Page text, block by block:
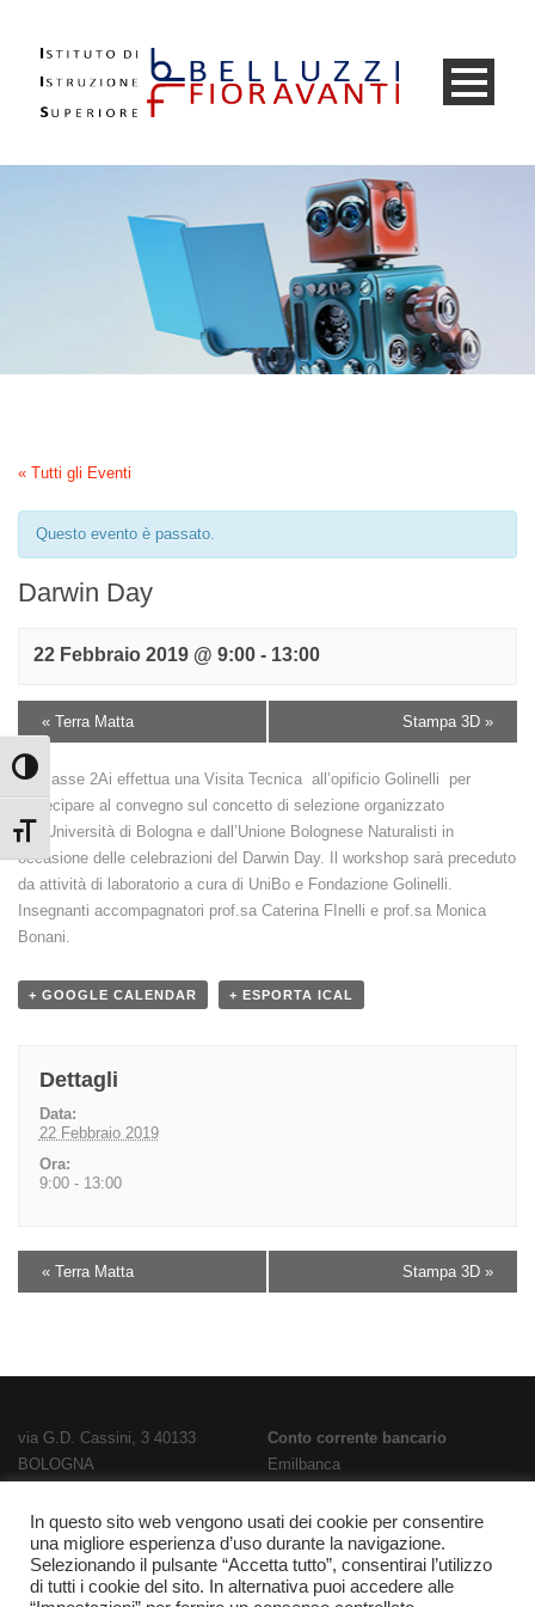
Attiva/disattiva alto contrasto
Attiva/disattiva dimensione testo
« Tutti gli Eventi
Questo evento è passato.
Darwin Day
22 Febbraio 2019 @ 9:00 - 13:00
« Terra Matta Stampa 3D »
La classe 2Ai effettua una Visita Tecnica all’opificio Golinelli per
partecipare al convegno sul concetto di selezione organizzato
dall’Università di Bologna e dall’Unione Bolognese Naturalisti in
occasione delle celebrazioni del Darwin Day. Il workshop sarà preceduto
da attività di laboratorio a cura di UniBo e Fondazione Golinelli.
Insegnanti accompagnatori prof.sa Caterina FInelli e prof.sa Monica
Bonani.
+ GOOGLE CALENDAR + ESPORTA ICAL
Dettagli
Data:
22 Febbraio 2019
Ora:
9:00 - 13:00
« Terra Matta Stampa 3D »
via G.D. Cassini, 3 40133
BOLOGNA
E-Mail:bois02300g@istruzione.it
PEC: bois02300g@pec.istruzione.it
Codice meccanografico
BOIS02300G
Conto corrente bancario
Emilbanca
IT28T0707236670000000186800
Codice FatturazioneUFPL93
Codice IPAistsc_bois02300g
In questo sito web vengono usati dei cookie per consentire
una migliore esperienza d’uso durante la navigazione.
Selezionando il pulsante “Accetta tutto”, consentirai l’utilizzo
di tutti i cookie del sito. In alternativa puoi accedere alle